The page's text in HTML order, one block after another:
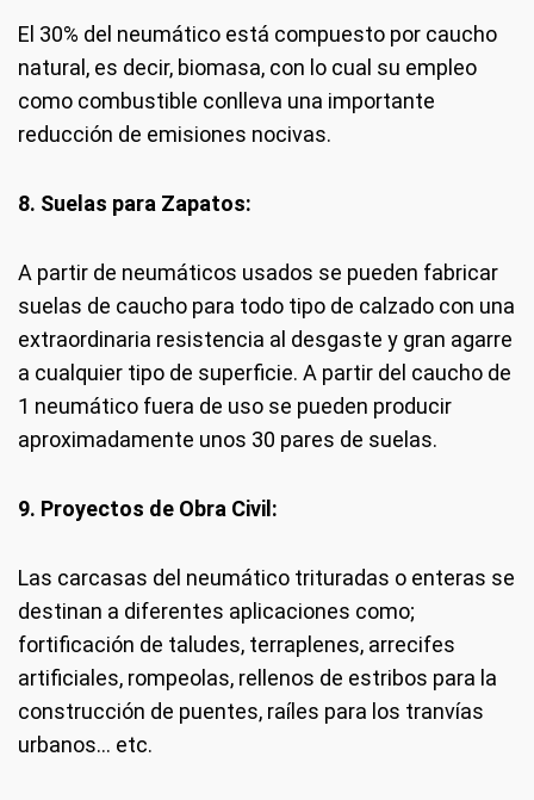
El 30% del neumático está compuesto por caucho
natural, es decir, biomasa, con lo cual su empleo
como combustible conlleva una importante
reducción de emisiones nocivas.
8. Suelas para Zapatos:
A partir de neumáticos usados se pueden fabricar
suelas de caucho para todo tipo de calzado con una
extraordinaria resistencia al desgaste y gran agarre
a cualquier tipo de superficie. A partir del caucho de
1 neumático fuera de uso se pueden producir
aproximadamente unos 30 pares de suelas.
9. Proyectos de Obra Civil:
Las carcasas del neumático trituradas o enteras se
destinan a diferentes aplicaciones como;
fortificación de taludes, terraplenes, arrecifes
artificiales, rompeolas, rellenos de estribos para la
construcción de puentes, raíles para los tranvías
urbanos… etc.